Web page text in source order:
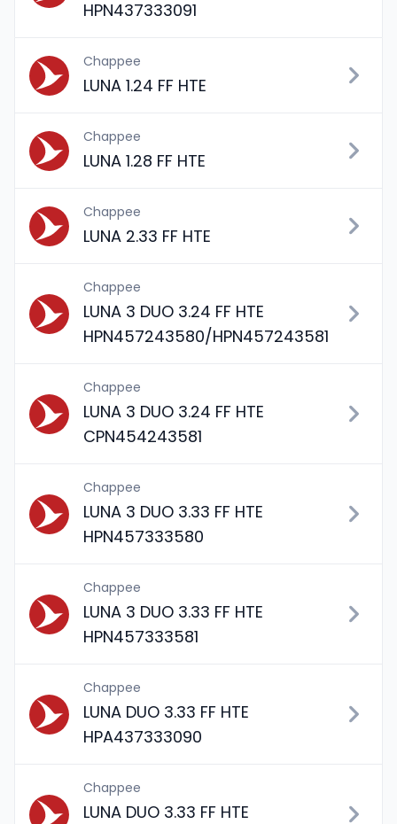
HPN437333091
Chappee
LUNA 1.24 FF HTE
Chappee
LUNA 1.28 FF HTE
Chappee
LUNA 2.33 FF HTE
Chappee
LUNA 3 DUO 3.24 FF HTE
HPN457243580/HPN457243581
Chappee
LUNA 3 DUO 3.24 FF HTE
CPN454243581
Chappee
LUNA 3 DUO 3.33 FF HTE
HPN457333580
Chappee
LUNA 3 DUO 3.33 FF HTE
HPN457333581
Chappee
LUNA DUO 3.33 FF HTE
HPA437333090
Chappee
LUNA DUO 3.33 FF HTE